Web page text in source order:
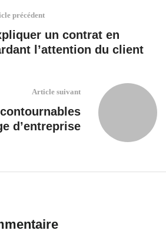
précédent
un contrat en
l’attention du client
Article suivant
d’entreprise